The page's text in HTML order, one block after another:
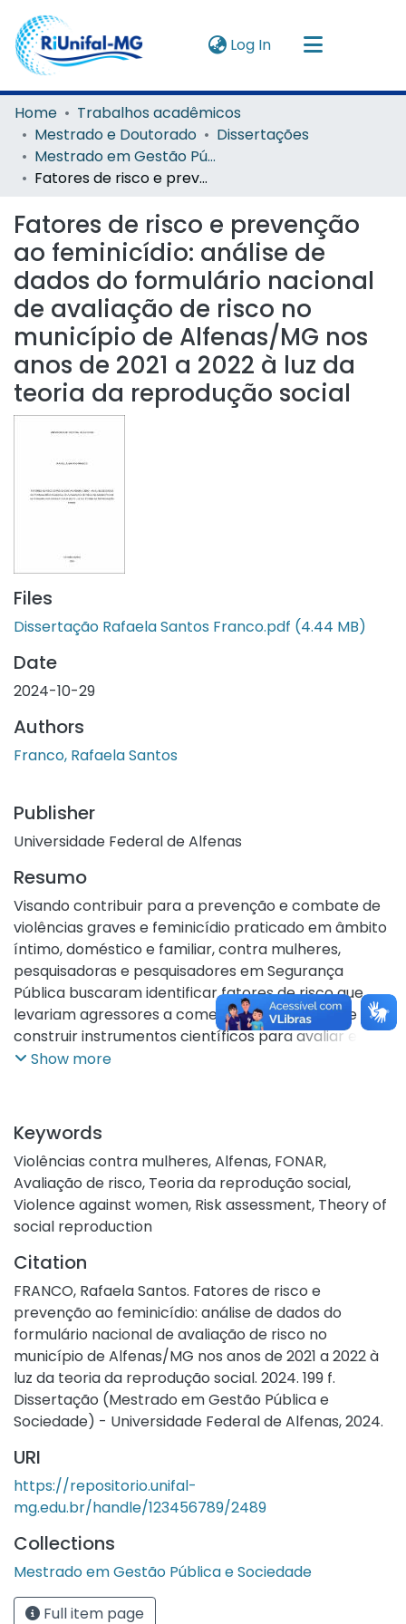
Log In(current)
Navigate by
Instructions
About
Home
Trabalhos acadêmicos
Mestrado e Doutorado
Dissertações
Mestrado em Gestão Pública e Sociedade
Fatores de risco e prevenção ao feminicídio: análise de dados do formulário nacional de avaliação de risco no município de Alfenas/MG nos anos de 2021 a 2022 à luz da teoria da reprodução social
Fatores de risco e prevenção
ao feminicídio: análise de
dados do formulário nacional
de avaliação de risco no
município de Alfenas/MG nos
anos de 2021 a 2022 à luz da
teoria da reprodução social
Files
Dissertação Rafaela Santos Franco.pdf (4.44 MB)
Date
2024-10-29
Authors
Franco, Rafaela Santos
Publisher
Universidade Federal de Alfenas
Resumo
Visando contribuir para a prevenção e combate de
violências graves e feminicídio praticado em âmbito
íntimo, doméstico e familiar, contra mulheres,
pesquisadoras e pesquisadores em Segurança
Pública buscaram identificar fatores de risco que
levariam agressores a cometerem tais crimes e
construir instrumentos científicos para avaliar e
gerir esses riscos. Todavia, será mesmo possível
problemática, a presente pesquisa tem por objetivo
analisar, a partir do aporte da Teoria da Reprodução
Social (TRS), os fatores de risco para violência física
doméstica em um município mineiro (Alfenas-MG)
nos anos de 2021 e 2022. O estudo analisou 174
Boletins de Ocorrência e 90 Formulários de Avaliação
de Risco (FONAR) neles contidos envolvendo
violência física (lesão corporal e tentativa de
feminicídio) praticada contra mulheres no contexto
doméstico e familiar, bem como a gestão realizada
pela Delegacia Especializada de Atendimento à
Mulher. A partir de tratamento estatístico via
estatística descritiva e tabulação cruzada de dados,
os dados foram analisados a partir do referencial da
TRS. Cruzando as variáveis idade, identidade
étnica/racial e escolaridade, o grupo de mulheres
física foi o de mulheres entre 25 a 34 anos de idade,
brancas e que cursaram até o ensino médio
completo. Os agressores são, principalmente,
maioria parceiros íntimos das vítimas. Em 27,8%
(n=90) dos casos, a mulher afirmou já ter registrado
Show more
Keywords
Violências contra mulheres,Alfenas, FONAR,
Avaliação de risco, Teoria da reprodução social,
Violence against women, Risk assessment, Theory of
social reproduction
Citation
FRANCO, Rafaela Santos. Fatores de risco e
prevenção ao feminicídio: análise de dados do
formulário nacional de avaliação de risco no
município de Alfenas/MG nos anos de 2021 a 2022 à
luz da teoria da reprodução social. 2024. 199 f.
Dissertação (Mestrado em Gestão Pública e
Sociedade) - Universidade Federal de Alfenas, 2024.
URI
https://repositorio.unifal-
mg.edu.br/handle/123456789/2489
Collections
Mestrado em Gestão Pública e Sociedade
Full item page